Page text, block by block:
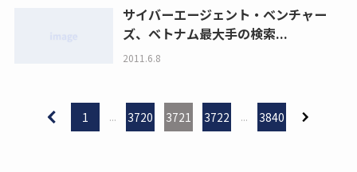
サイバーエージェント・ベンチャー
ズ、ベトナム最大手の検索...
2011.6.8
1 ... 3720 3721 3722 ... 3840